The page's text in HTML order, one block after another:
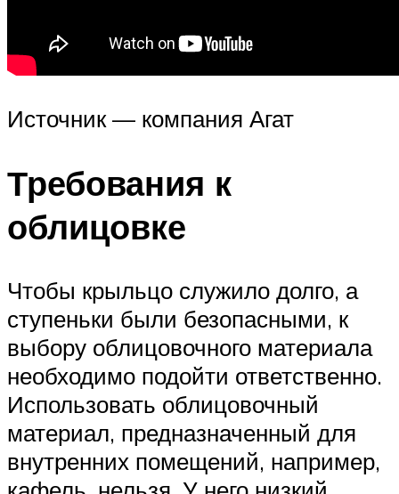
Источник — компания Агат
Требования к
облицовке
Чтобы крыльцо служило долго, а
ступеньки были безопасными, к
выбору облицовочного материала
необходимо подойти ответственно.
Использовать облицовочный
материал, предназначенный для
внутренних помещений, например,